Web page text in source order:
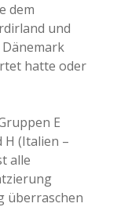
dem
und
hatte oder
E
H (Italien –
alle
überraschen